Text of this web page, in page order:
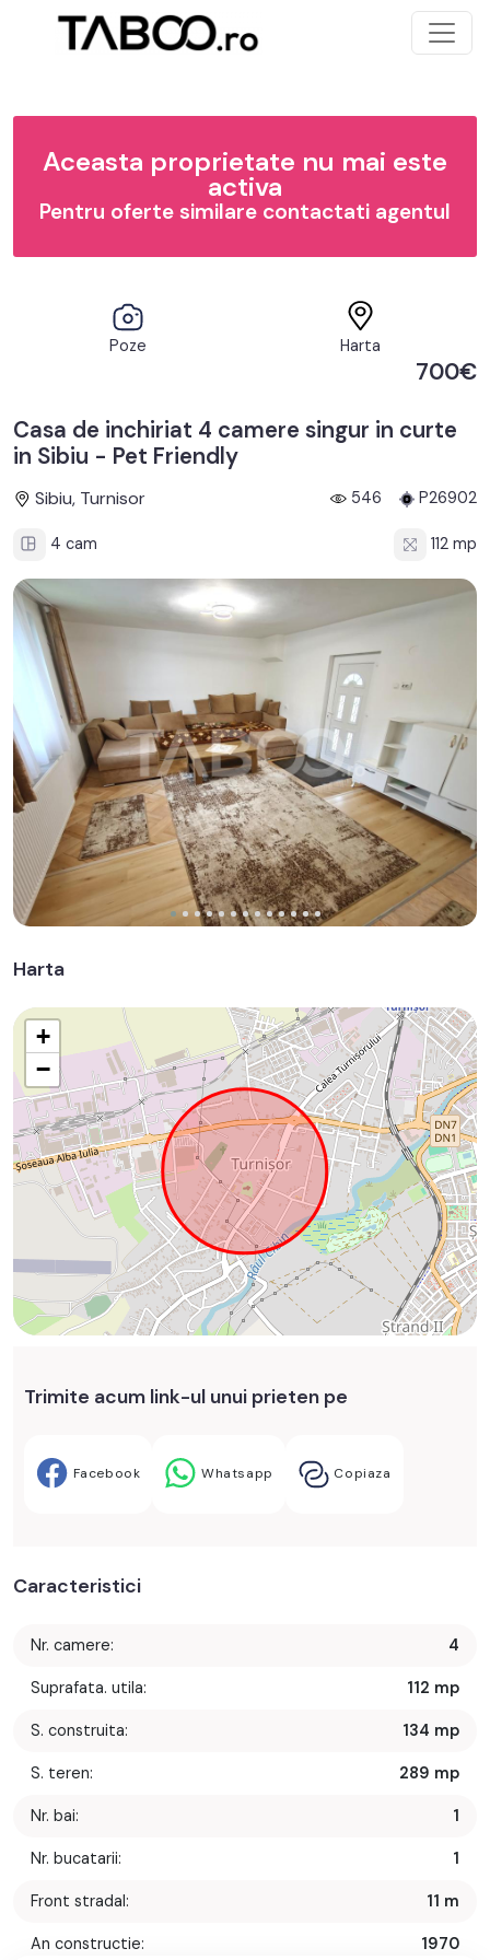
Aceasta proprietate nu mai este
activa
Pentru oferte similare contactati agentul
Poze Harta
700€
Casa de inchiriat 4 camere singur in curte
in Sibiu - Pet Friendly
Sibiu, Turnisor 546 P26902
4 cam 112 mp
Harta
+
−
Trimite acum link-ul unui prieten pe
Facebook Whatsapp Copiaza
Caracteristici
Nr. camere: 4
Suprafata. utila: 112 mp
S. construita: 134 mp
S. teren: 289 mp
Nr. bai: 1
Nr. bucatarii: 1
Front stradal: 11 m
An constructie: 1970